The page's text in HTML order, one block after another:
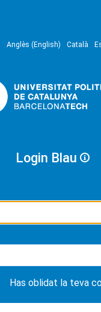
Anglès (English) Català
Login Blau
Has oblidat la teva